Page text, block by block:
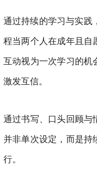
通过持续的学习与实践
程当两个人在成年且自
互动视为一次学习的机
激发互信。
通过书写、口头回顾与
并非单次设定，而是持
行。